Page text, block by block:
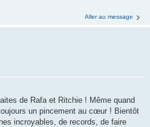
Aller au message
de Rafa et Ritchie ! Même quand
un pincement au cœur ! Bientôt
incroyables, de records, de faire